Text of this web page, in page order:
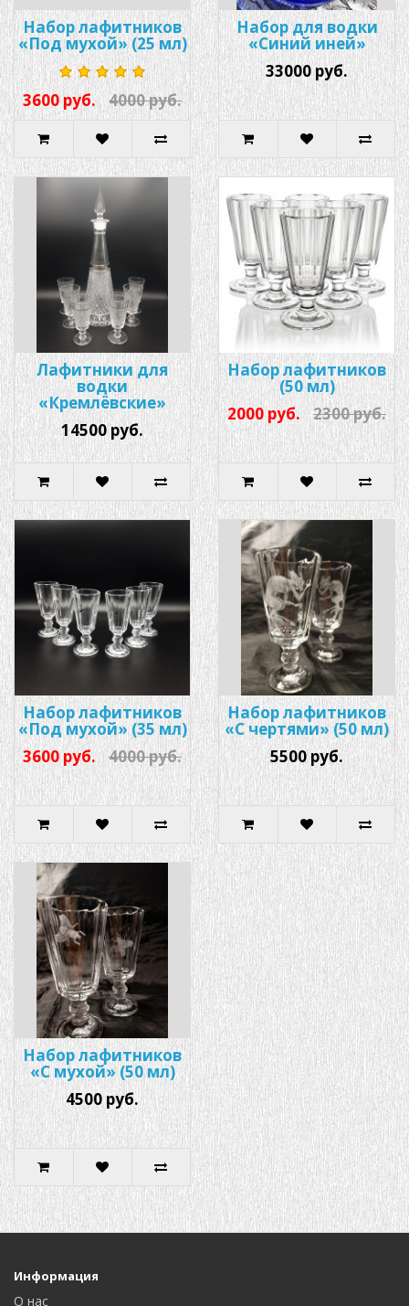
Набор лафитников
«Под мухой» (25 мл)
3600 руб. 4000 руб.
Набор для водки
«Синий иней»
33000 руб.
Лафитники для
водки
«Кремлёвские»
14500 руб.
Набор лафитников
(50 мл)
2000 руб.
2300 руб.
Набор лафитников
«Под мухой» (35 мл)
3600 руб.
4000 руб.
Набор лафитников
«С чертями» (50 мл)
5500 руб.
Набор лафитников
«С мухой» (50 мл)
4500 руб.
Информация
О нас